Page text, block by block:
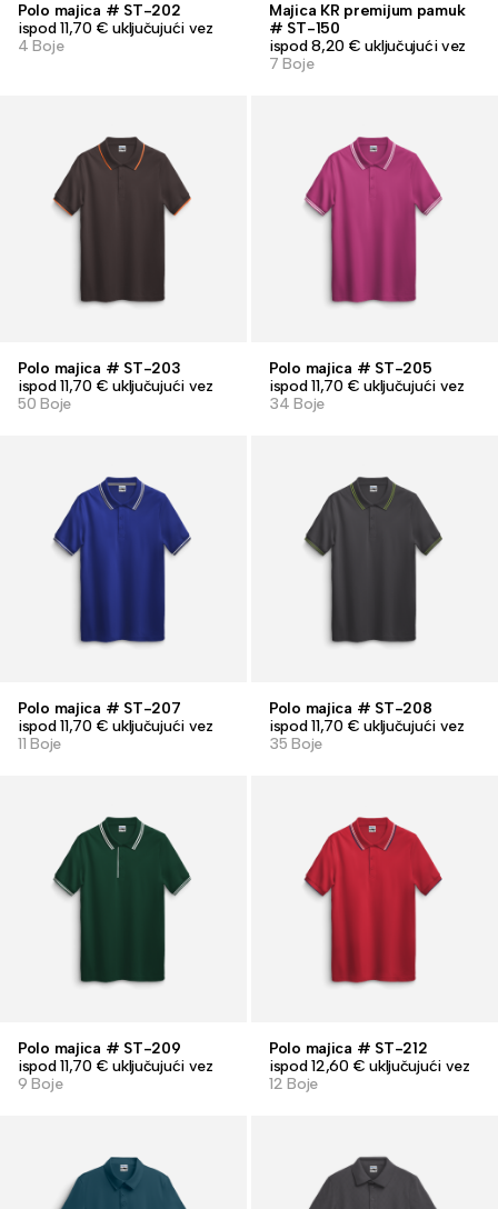
Polo majica # ST-202
ispod 11,70 € uključujući vez
4 Boje
Majica KR premijum pamuk
# ST-150
ispod 8,20 € uključujući vez
7 Boje
Polo majica # ST-203
ispod 11,70 € uključujući vez
50 Boje
Polo majica # ST-205
ispod 11,70 € uključujući vez
34 Boje
Polo majica # ST-207
ispod 11,70 € uključujući vez
11 Boje
Polo majica # ST-208
ispod 11,70 € uključujući vez
35 Boje
Polo majica # ST-209
ispod 11,70 € uključujući vez
9 Boje
Polo majica # ST-212
ispod 12,60 € uključujući vez
12 Boje